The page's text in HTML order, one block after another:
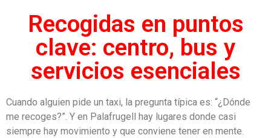
Recogidas en puntos
clave: centro, bus y
servicios esenciales
Cuando alguien pide un taxi, la pregunta típica es: “¿Dónde
me recoges?”. Y en Palafrugell hay lugares donde casi
siempre hay movimiento y que conviene tener en mente.